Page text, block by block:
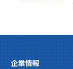
企業情報